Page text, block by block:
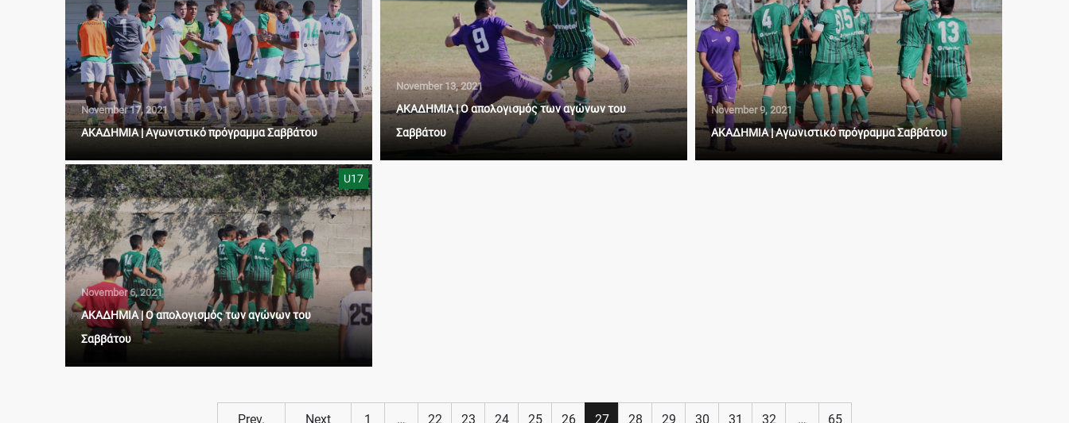
November 17, 2021
ΑΚΑΔΗΜΙΑ | Αγωνιστικό πρόγραμμα Σαββάτου
November 13, 2021
ΑΚΑΔΗΜΙΑ | Ο απολογισμός των αγώνων του
Σαββάτου
November 9, 2021
ΑΚΑΔΗΜΙΑ | Αγωνιστικό πρόγραμμα Σαββάτου
U17
November 6, 2021
ΑΚΑΔΗΜΙΑ | Ο απολογισμός των αγώνων του
Σαββάτου
Prev. Next 1 … 22 23 24 25 26 27 28 29 30 31 32 … 65